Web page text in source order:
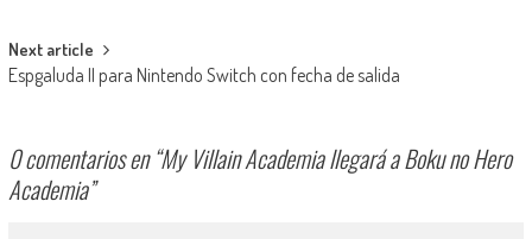
Next article
Espgaluda II para Nintendo Switch con fecha de salida
0 comentarios en “My Villain Academia llegará a Boku no Hero
Academia”